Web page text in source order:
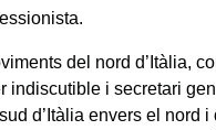
del nord d’Itàlia,
indiscutible i secretari
d’Itàlia envers el nord i